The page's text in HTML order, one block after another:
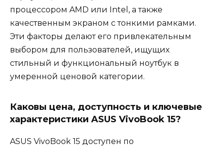
процессором AMD или Intel, а также
качественным экраном с тонкими рамками.
Эти факторы делают его привлекательным
выбором для пользователей, ищущих
стильный и функциональный ноутбук в
умеренной ценовой категории.
Каковы цена, доступность и ключевые
характеристики ASUS VivoBook 15?
ASUS VivoBook 15 доступен по